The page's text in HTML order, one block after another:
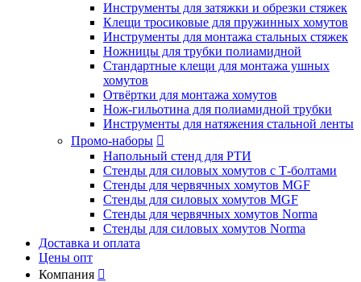
Инструменты для затяжки и обрезки стяжек
Клещи тросиковые для пружинных хомутов
Инструменты для монтажа стальных стяжек
Ножницы для трубки полиамидной
Стандартные клещи для монтажа ушных
хомутов
Отвёртки для монтажа хомутов
Нож-гильотина для полиамидной трубки
Инструменты для натяжения стальной ленты
Промо-наборы 
Напольный стенд для РТИ
Стенды для силовых хомутов с Т-болтами
Стенды для червячных хомутов MGF
Стенды для силовых хомутов MGF
Стенды для червячных хомутов Norma
Стенды для силовых хомутов Norma
Доставка и оплата
Цены опт
Компания 